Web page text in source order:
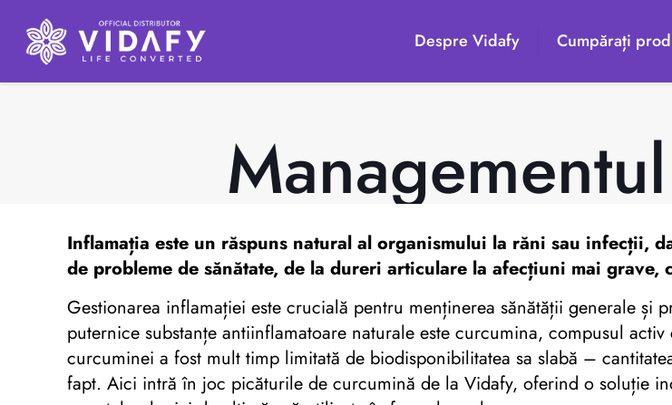
Despre Vidafy Cumpărați
Inflamația este un răspuns natural al organismului la răni sau infecții,
de probleme de sănătate, de la dureri articulare la afecțiuni mai
Gestionarea inflamației este crucială pentru menținerea sănătății generale și
puternice substanțe antiinflamatoare naturale este curcumina, compusul
curcuminei a fost mult timp limitată de biodisponibilitatea sa slabă –
fapt. Aici intră în joc picăturile de curcumină de la Vidafy, oferind o soluție